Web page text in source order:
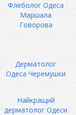
Флеболог Одеса
Маршала
Говорова
Дерматолог
Одеса Черемушки
Найкращий
дерматолог Одеси